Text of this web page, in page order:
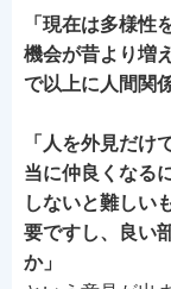
「現在は多様性
機会が昔より増
で以上に人間関
「人を外見だけ
当に仲良くなる
しないと難しい
要ですし、良い
か」